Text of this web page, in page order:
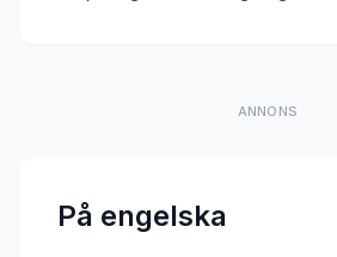
ANNONS
På engelska